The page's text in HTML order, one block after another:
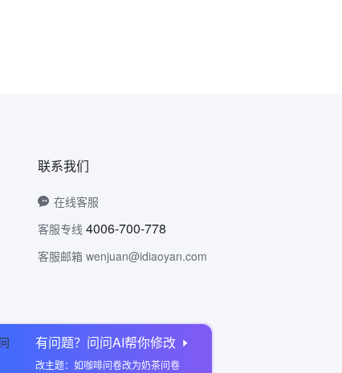
有问题？问问AI帮你修改
改主题：如咖啡问卷改为奶茶问卷
联系我们
在线客服
客服专线 4006-700-778
客服邮箱 wenjuan@idiaoyan.com
问卷网公众号